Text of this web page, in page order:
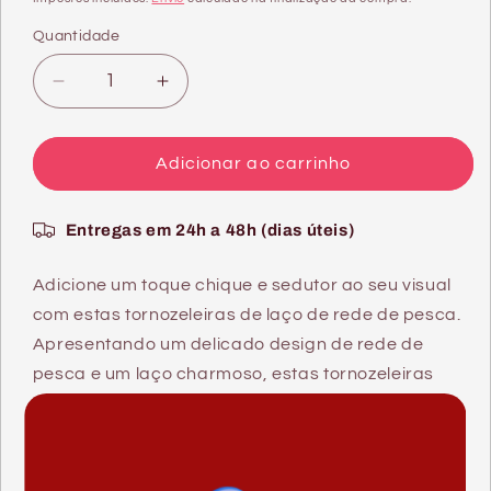
Quantidade
Quantidade
Diminuir
a
quantidade
MEIAS
RENDA
COM
LAÇO
Aumentar
a
quantidade
de
MEIAS
RENDA
COM
LAÇO
Adicionar ao carrinho
Entregas em 24h a 48h (dias úteis)
Adicione um toque chique e sedutor ao seu visual
com estas tornozeleiras de laço de rede de pesca.
Apresentando um delicado design de rede de
pesca e um laço charmoso, estas tornozeleiras
adicionam um toque de feminilidade vintage a